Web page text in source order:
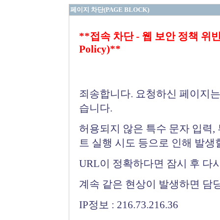
페이지 차단(PAGE BLOCK)
**접속 차단 - 웹 보안 정책 위
Policy)**
죄송합니다. 요청하신 페이지
습니다.
허용되지 않은 특수 문자 입력
트 실행 시도 등으로 인해 발생
URL이 정확하다면 잠시 후 다
계속 같은 현상이 발생하면 담
IP정보 : 216.73.216.36